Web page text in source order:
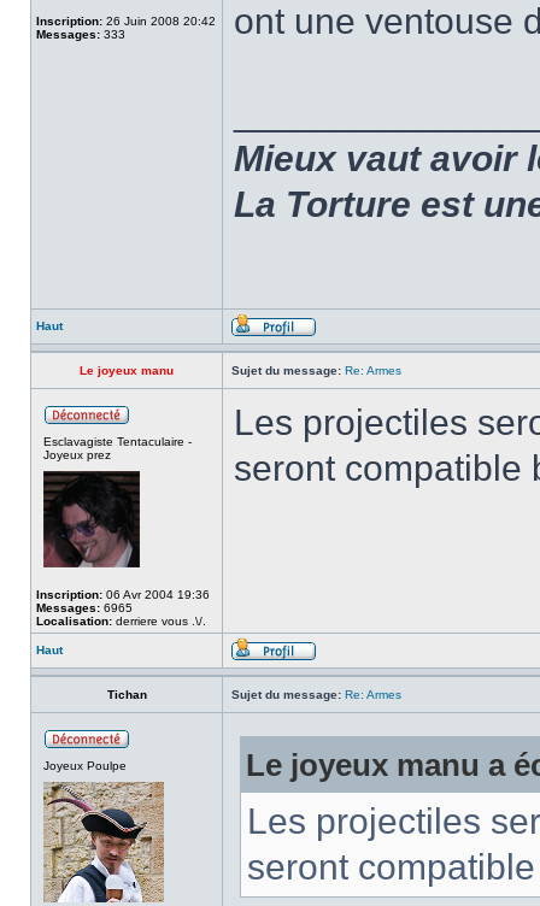
Inscription: 26 Juin 2008 20:42
Messages: 333
ont une ventouse
Mieux vaut avoir
La Torture est
Haut
Le joyeux manu Sujet du message: Re: Armes
Esclavagiste Tentaculaire -
Joyeux prez
Inscription: 06 Avr 2004 19:36
Messages: 6965
Localisation: derriere vous .\/.
Les projectiles
seront compatible
Haut
Tichan Sujet du message: Re: Armes
Joyeux Poulpe Le joyeux manu a
Les projectiles
seront